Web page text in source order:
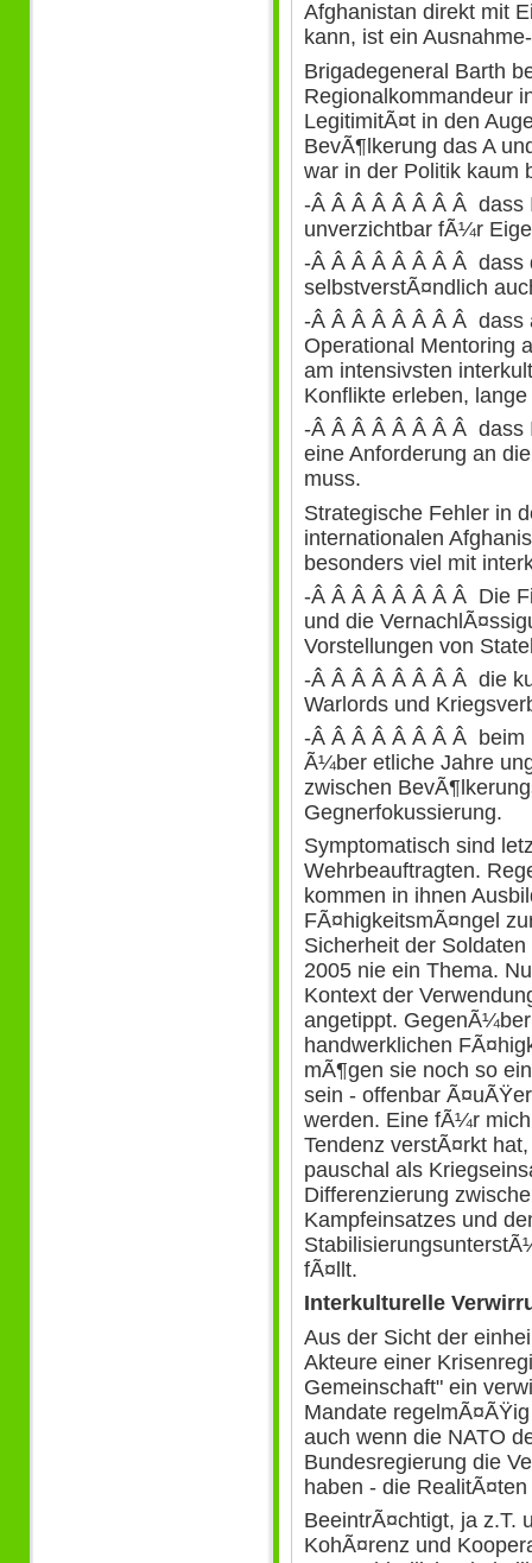
Afghanistan direkt mit
kann, ist ein
Brigadegeneral Barth
Regionalkommandeur
LegitimitÃ¤t in den
BevÃ¶lkerung das A
war in der Politik kaum
-Â Â Â Â Â Â Â Â dass
unverzichtbar fÃ¼r
-Â Â Â Â Â Â Â Â dass
selbstverstÃ¤ndlich
-Â Â Â Â Â Â Â Â dass
Operational Mentoring
am intensivsten
Konflikte erleben,
-Â Â Â Â Â Â Â Â dass
eine Anforderung an
muss.
Strategische Fehler in
internationalen
besonders viel mit
-Â Â Â Â Â Â Â Â Die
und die
Vorstellungen von
-Â Â Â Â Â Â Â Â die
Warlords und
-Â Â Â Â Â Â Â Â beim
Ã¼ber etliche Jahre
zwischen
Gegnerfokussierung.
Symptomatisch sind
Wehrbeauftragten.
kommen in ihnen
FÃ¤higkeitsmÃ¤ngel
Sicherheit der
2005 nie ein Thema.
Kontext der
angetippt.
handwerklichen
mÃ¶gen sie noch so
sein - offenbar
werden. Eine fÃ¼r
Tendenz verstÃ¤rkt
pauschal als
Differenzierung
Kampfeinsatzes und
fÃ¤llt.
Interkulturelle
Aus der Sicht der
Akteure einer
Gemeinschaft" ein
Mandate
auch wenn die NATO
Bundesregierung die
haben - die
BeeintrÃ¤chtigt, ja z.T.
KohÃ¤renz und